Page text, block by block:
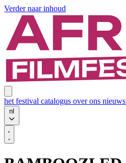
Verder naar inhoud
het festival catalogus over ons nieuws
nl